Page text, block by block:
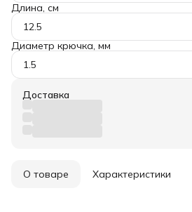
Длина, см
12.5
Диаметр крючка, мм
1.5
Доставка
О товаре Характеристики